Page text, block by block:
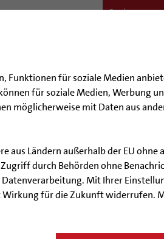
Funktionen für soziale Medien
für soziale Medien, Werbung
möglicherweise mit Daten aus
Ländern außerhalb der EU ohne
durch Behörden ohne
Mit Ihrer
Wirkung für die Zukunft widerrufen.
& HILFE BILDUNG & KULTUR
Rad-Pilger
vor dem Hildesheimer